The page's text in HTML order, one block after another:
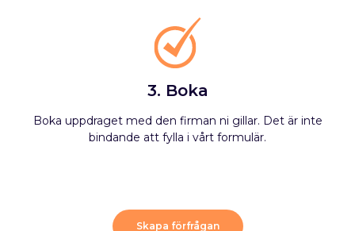
3. Boka
Boka uppdraget med den firman ni gillar. Det är inte
bindande att fylla i vårt formulär.
Skapa förfrågan